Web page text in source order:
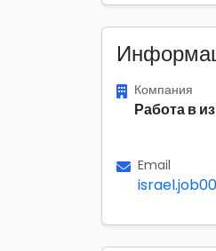
Компания
Работа в
Email